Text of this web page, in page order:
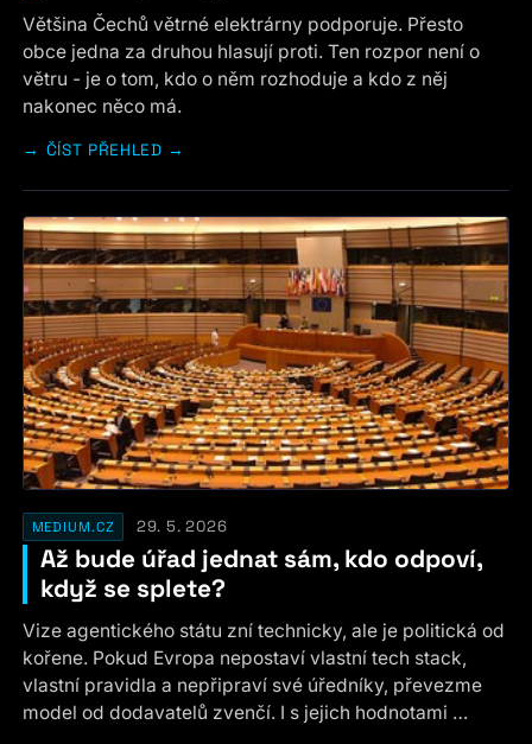
Většina Čechů větrné elektrárny podporuje. Přesto
obce jedna za druhou hlasují proti. Ten rozpor není o
větru - je o tom, kdo o něm rozhoduje a kdo z něj
nakonec něco má.
ČÍST PŘEHLED →
MEDIUM.CZ 29. 5. 2026
Až bude úřad jednat sám, kdo odpoví,
když se splete?
Vize agentického státu zní technicky, ale je politická od
kořene. Pokud Evropa nepostaví vlastní tech stack,
vlastní pravidla a nepřipraví své úředníky, převezme
model od dodavatelů zvenčí. I s jejich hodnotami …